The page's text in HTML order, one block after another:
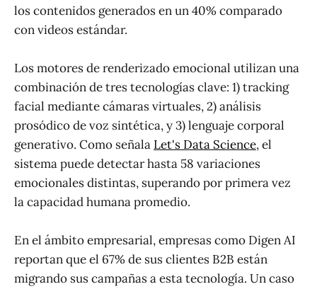
los contenidos generados en un 40% comparado
con videos estándar.
Los motores de renderizado emocional utilizan una
combinación de tres tecnologías clave: 1) tracking
facial mediante cámaras virtuales, 2) análisis
prosódico de voz sintética, y 3) lenguaje corporal
generativo. Como señala Let's Data Science, el
sistema puede detectar hasta 58 variaciones
emocionales distintas, superando por primera vez
la capacidad humana promedio.
En el ámbito empresarial, empresas como Digen AI
reportan que el 67% de sus clientes B2B están
migrando sus campañas a esta tecnología. Un caso